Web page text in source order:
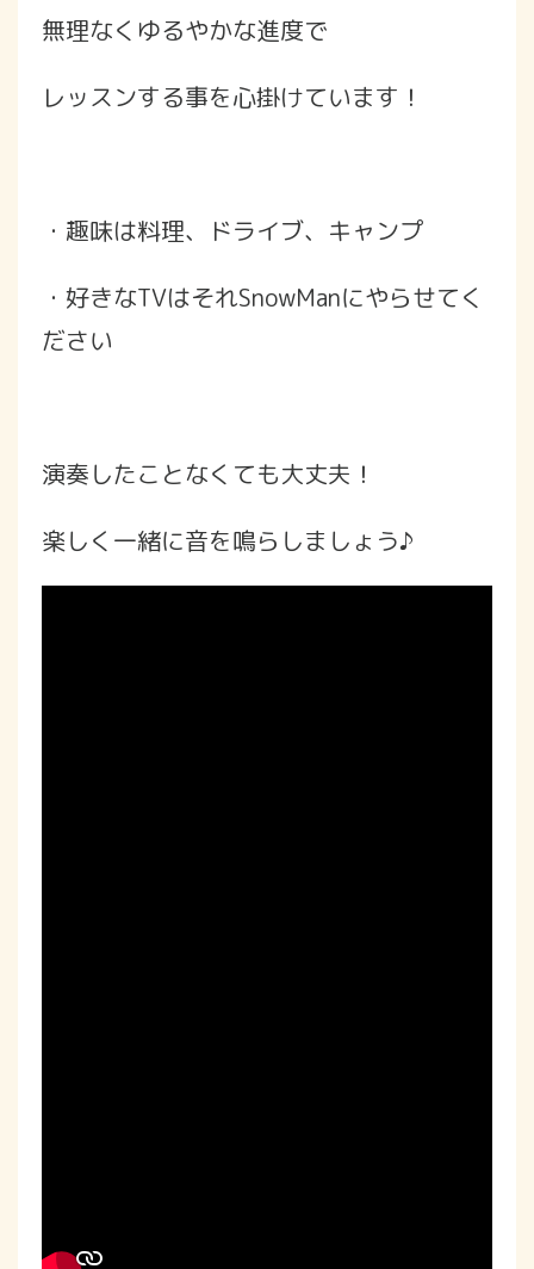
無理なくゆるやかな進度で
レッスンする事を心掛けています！
・趣味は料理、ドライブ、キャンプ
・好きなTVはそれSnowManにやらせてく
ださい
演奏したことなくても大丈夫！
楽しく一緒に音を鳴らしましょう♪